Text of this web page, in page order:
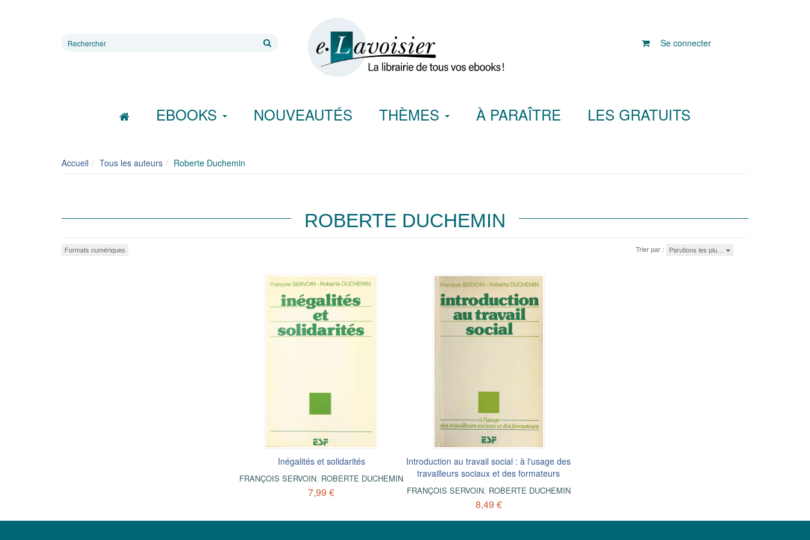
Rechercher
Se connecter
EBOOKS NOUVEAUTÉS THÈMES À PARAÎTRE LES GRATUITS
Accueil Tous les auteurs Roberte Duchemin
ROBERTE DUCHEMIN
Formats numériques Trier par : Parutions les plu…
Inégalités et solidarités
FRANÇOIS SERVOIN, ROBERTE DUCHEMIN
7,99 €
Introduction au travail social : à l'usage des
travailleurs sociaux et des formateurs
FRANÇOIS SERVOIN, ROBERTE DUCHEMIN
8,49 €